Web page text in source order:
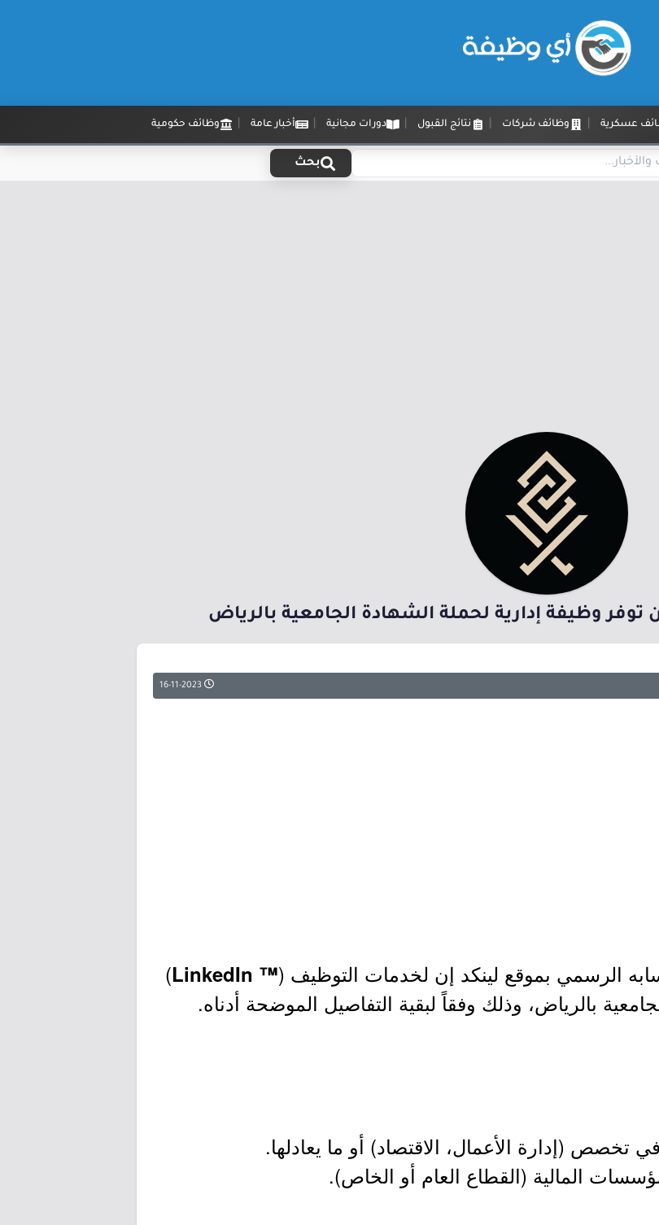
عسكرية وظائف شركات نتائج القبول دورات مجانية أخبار عامة وظائف حكومية
بحث
توفر وظيفة إدارية لحملة الشهادة الجامعية بالرياض
الرسمي بموقع لينكد إن لخدمات التوظيف (™ LinkedIn
)
بالرياض، وذلك وفقاً لبقية التفاصيل الموضحة أدناه.